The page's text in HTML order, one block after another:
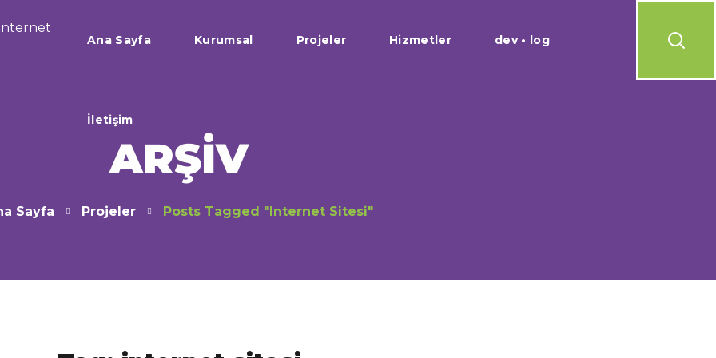
Ana Sayfa Kurumsal Projeler Hizmetler dev • log
İletişim
İletişim
ARŞIV
Sayfa Projeler Posts Tagged "internet Sitesi"